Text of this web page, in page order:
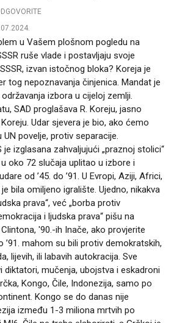
u Vašem plošnom pogledu na
ruše vlade i postavljaju svoje
izvan istočnog bloka? Koreja je
tog nepoznavanja činjenica. Mandat je
izbora u cijeloj zemlji.
SAD proglašava R. Koreju, jasno
Koreju. Udar sjevera je bio, ako ćemo
UN povelje, protiv separacije.
je izglasana zahvaljujući „praznoj stolici“
u oko 72 slučaja uplitao u izbore i
od ’45. do ’91. U Evropi, Aziji, Africi,
bila omiljeno igralište. Ujedno, nikakva
prava“, već „borba protiv
i ljudska prava“ pišu na
'90.-ih Inače, ako provjerite
’91. mahom su bili protiv demokratskih,
lijevih, ili labavih autokracija. Sve
diktatori, mučenja, ubojstva i eskadroni
Kongo, Čile, Indonezija, samo po
Kongo se do danas nije
između 1-3 miliona mrtvih po